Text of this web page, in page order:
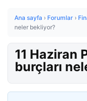
Ana sayfa › Forumlar ›
neler bekliyor?
11 Haziran
burçları